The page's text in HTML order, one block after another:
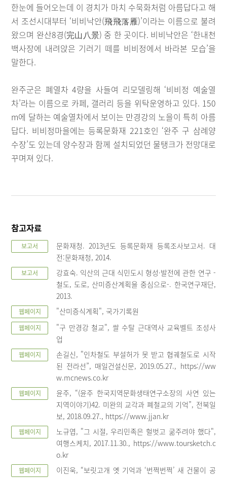
한눈에 들어오는데 이 경치가 마치 수묵화처럼 아름답다고 해
서 조선시대부터 ‘비비낙안(飛飛落雁)’이라는 이름으로 불려
왔으며 완산8경(完山八景) 중 한 곳이다. 비비낙안은 ‘한내천
백사장에 내려앉은 기러기 떼를 비비정에서 바라본 모습’을
말한다.
완주군은 폐열차 4량을 사들여 리모델링해 ‘비비정 예술열
차’라는 이름으로 카페, 갤러리 등을 위탁운영하고 있다. 150
m에 달하는 예술열차에서 보이는 만경강의 노을이 특히 아름
답다. 비비정마을에는 등록문화재 221호인 ‘완주 구 삼례양
수장’도 있는데 양수장과 함께 설치되었던 물탱크가 전망대로
꾸며져 있다.
참고자료
보고서
문화재청. 2013년도 등록문화재 등록조사보고서. 대
전:문화재청, 2014.
보고서
강효숙. 익산의 근대 식민도시 형성·발전에 관한 연구 -
철도, 도로, 산미증산계획을 중심으로-. 한국연구재단,
2013.
웹페이지 "산미증식계획", 국가기록원
웹페이지
"구 만경강 철교", 쌀 수탈 근대역사 교육벨트 조성사
업
웹페이지
손길신, "인차철도 부설허가 못 받고 협궤철도로 시작
된 전라선”, 매일건설신문, 2019.05.27., https://ww
w.mcnews.co.kr
웹페이지
윤주, “(윤주 한국지역문화생태연구소장의 사연 있는
지역이야기)42. 미완의 교각과 폐철교의 기억”, 전북일
보, 2018.09.27., https://www.jjan.kr
웹페이지
노규엽, "그 시절, 우리민족은 헐벗고 굶주려야 했다",
여행스케치, 2017.11.30., https://www.toursketch.c
o.kr
웹페이지
이진욱, “보릿고개 옛 기억과 ‘번쩍번쩍’ 새 건물이 공